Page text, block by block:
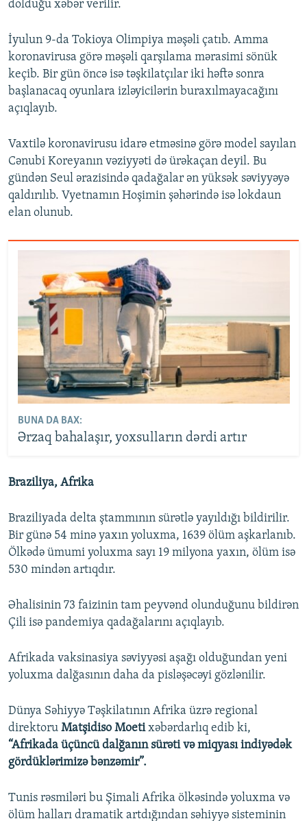
dolduğu xəbər verilir.
İyulun 9-da Tokioya Olimpiya məşəli çatıb. Amma
koronavirusa görə məşəli qarşılama mərasimi sönük
keçib. Bir gün öncə isə təşkilatçılar iki həftə sonra
başlanacaq oyunlara izləyicilərin buraxılmayacağını
açıqlayıb.
Vaxtilə koronavirusu idarə etməsinə görə model sayılan
Cənubi Koreyanın vəziyyəti də ürəkaçan deyil. Bu
gündən Seul ərazisində qadağalar ən yüksək səviyyəyə
qaldırılıb. Vyetnamın Hoşimin şəhərində isə lokdaun
elan olunub.
BUNA DA BAX:
Ərzaq bahalaşır, yoxsulların dərdi artır
Braziliya, Afrika
Braziliyada delta ştammının sürətlə yayıldığı bildirilir.
Bir günə 54 minə yaxın yoluxma, 1639 ölüm aşkarlanıb.
Ölkədə ümumi yoluxma sayı 19 milyona yaxın, ölüm isə
530 mindən artıqdır.
Əhalisinin 73 faizinin tam peyvənd olunduğunu bildirən
Çili isə pandemiya qadağalarını açıqlayıb.
Afrikada vaksinasiya səviyyəsi aşağı olduğundan yeni
yoluxma dalğasının daha da pisləşəcəyi gözlənilir.
Dünya Səhiyyə Təşkilatının Afrika üzrə regional
direktoru Matşidiso Moetixəbərdarlıq edib ki,
“Afrikada üçüncü dalğanın sürəti və miqyası indiyədək
gördüklərimizə bənzəmir”.
Tunis rəsmiləri bu Şimali Afrika ölkəsində yoluxma və
ölüm halları dramatik artdığından səhiyyə sisteminin